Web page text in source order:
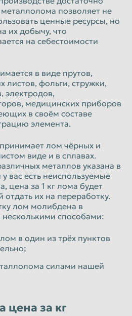
Чебоксары
Шахты
Энгельс
Якутск
позволяет не
ценные ресурсы, но
их добычу, что
на себестоимости
в виде прутов,
листов, фольги, стружки,
электродов,
медицинских приборов
в своём составе
элемента.
лом чёрных и
виде и в сплавах.
металлов указана в
вас есть неиспользуемые
цена за 1 кг лома будет
их на переработку.
лом молибдена в
способами:
в один из трёх пунктов
силами нашей
цена за кг